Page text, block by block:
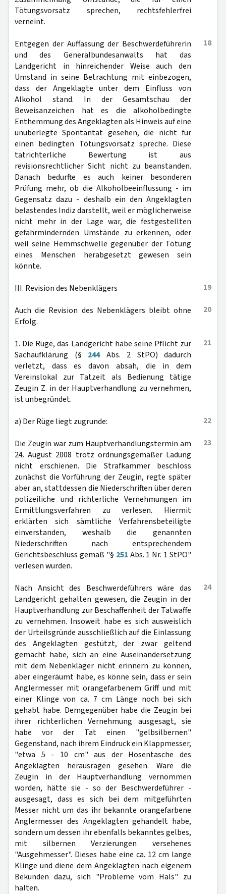
Tötungsvorsatz sprechen, rechtsfehlerfrei
verneint.
18
Entgegen der Auffassung der Beschwerdeführerin
und des Generalbundesanwalts hat das
Landgericht in hinreichender Weise auch den
Umstand in seine Betrachtung mit einbezogen,
dass der Angeklagte unter dem Einfluss von
Alkohol stand. In der Gesamtschau der
Beweisanzeichen hat es die alkoholbedingte
Enthemmung des Angeklagten als Hinweis auf eine
unüberlegte Spontantat gesehen, die nicht für
einen bedingten Tötungsvorsatz spreche. Diese
tatrichterliche Bewertung ist aus
revisionsrechtlicher Sicht nicht zu beanstanden.
Danach bedurfte es auch keiner besonderen
Prüfung mehr, ob die Alkoholbeeinflussung - im
Gegensatz dazu - deshalb ein den Angeklagten
belastendes Indiz darstellt, weil er möglicherweise
nicht mehr in der Lage war, die festgestellten
gefahrmindernden Umstände zu erkennen, oder
weil seine Hemmschwelle gegenüber der Tötung
eines Menschen herabgesetzt gewesen sein
könnte.
19
III. Revision des Nebenklägers
20
Auch die Revision des Nebenklägers bleibt ohne
Erfolg.
21
1. Die Rüge, das Landgericht habe seine Pflicht zur
Sachaufklärung (§ 244Abs. 2 StPO) dadurch
verletzt, dass es davon absah, die in dem
Vereinslokal zur Tatzeit als Bedienung tätige
Zeugin Z. in der Hauptverhandlung zu vernehmen,
ist unbegründet.
22
a) Der Rüge liegt zugrunde:
23
Die Zeugin war zum Hauptverhandlungstermin am
24. August 2008 trotz ordnungsgemäßer Ladung
nicht erschienen. Die Strafkammer beschloss
zunächst die Vorführung der Zeugin, regte später
aber an, stattdessen die Niederschriften über deren
polizeiliche und richterliche Vernehmungen im
Ermittlungsverfahren zu verlesen. Hiermit
erklärten sich sämtliche Verfahrensbeteiligte
einverstanden, weshalb die genannten
Niederschriften nach entsprechendem
Gerichtsbeschluss gemäß "§ 251 Abs. 1 Nr. 1 StPO"
verlesen wurden.
24
Nach Ansicht des Beschwerdeführers wäre das
Landgericht gehalten gewesen, die Zeugin in der
Hauptverhandlung zur Beschaffenheit der Tatwaffe
zu vernehmen. Insoweit habe es sich ausweislich
der Urteilsgründe ausschließlich auf die Einlassung
des Angeklagten gestützt, der zwar geltend
gemacht habe, sich an eine Auseinandersetzung
mit dem Nebenkläger nicht erinnern zu können,
aber eingeräumt habe, es könne sein, dass er sein
Anglermesser mit orangefarbenem Griff und mit
einer Klinge von ca. 7 cm Länge noch bei sich
gehabt habe. Demgegenüber habe die Zeugin bei
ihrer richterlichen Vernehmung ausgesagt, sie
habe vor der Tat einen "gelbsilbernen"
Gegenstand, nach ihrem Eindruck ein Klappmesser,
"etwa 5 - 10 cm" aus der Hosentasche des
Angeklagten herausragen gesehen. Wäre die
Zeugin in der Hauptverhandlung vernommen
worden, hätte sie - so der Beschwerdeführer -
ausgesagt, dass es sich bei dem mitgeführten
Messer nicht um das ihr bekannte orangefarbene
Anglermesser des Angeklagten gehandelt habe,
sondern um dessen ihr ebenfalls bekanntes gelbes,
mit silbernen Verzierungen versehenes
"Ausgehmesser". Dieses habe eine ca. 12 cm lange
Klinge und diene dem Angeklagten nach eigenem
Bekunden dazu, sich "Probleme vom Hals" zu
halten.